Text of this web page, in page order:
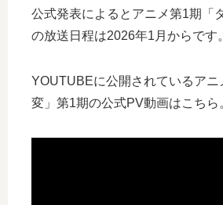
公式発表によるとアニメ第1期「
の放送日程は2026年1月からです。
YOUTUBEに公開されているア
変」第1期の公式PV動画はこちら